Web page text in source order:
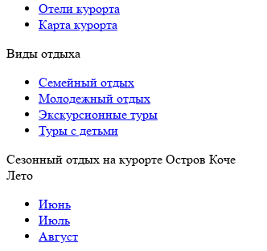
Отели курорта
Карта курорта
Виды отдыха
Семейный отдых
Молодежный отдых
Экскурсионные туры
Туры с детьми
Сезонный отдых на курорте Остров Коче
Лето
Июнь
Июль
Август